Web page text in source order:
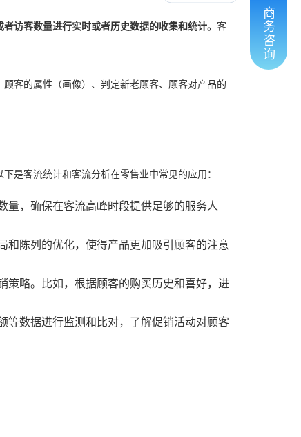
访客数量进行实时或者历史数据的收集和统计。 客
客的属性（画像）、判定新老顾客、顾客对产品的
是客流统计和客流分析在零售业中常见的应用：
量，确保在客流高峰时段提供足够的服务人
陈列的优化，使得产品更加吸引顾客的注意
策略。比如，根据顾客的购买历史和喜好，进
等数据进行监测和比对，了解促销活动对顾客
商
务
咨
询